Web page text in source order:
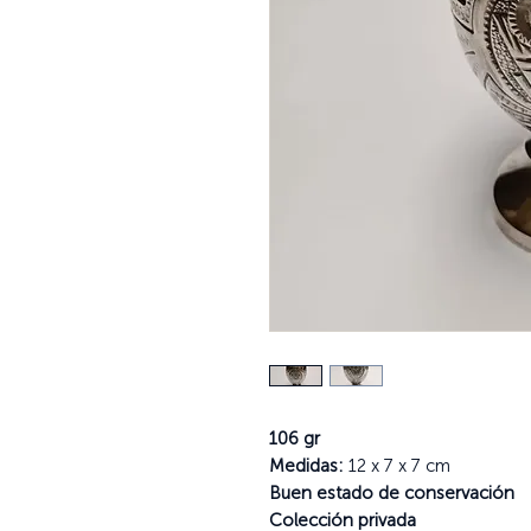
106 gr
Medidas: 12 x 7 x 7 cm
Buen estado de conservación
Colección privada